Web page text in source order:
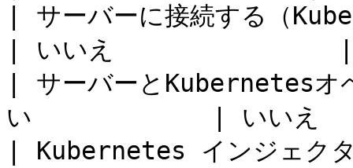
| サーバーに接続する（
| いいえ               |
| サーバーとKubernetes
い            | いい
| Kubernetes インジ